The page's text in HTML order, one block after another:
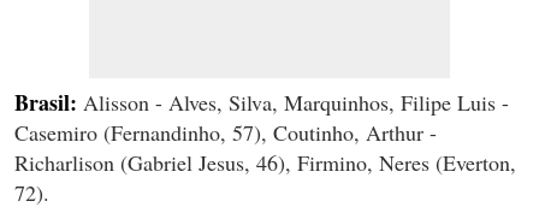
Brasil: Alisson - Alves, Silva, Marquinhos, Filipe Luis -
Casemiro (Fernandinho, 57), Coutinho, Arthur -
Richarlison (Gabriel Jesus, 46), Firmino, Neres (Everton,
72).